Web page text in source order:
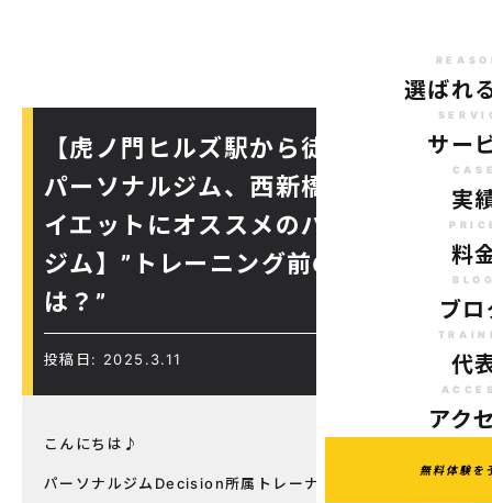
選ばれ
サー
実
料
ブロ
代
アク
無料体験を
【虎ノ門ヒルズ駅から徒歩７分の
パーソナルジム、西新橋周辺、ダ
イエットにオススメのパーソナル
ジム】”トレーニング前の食事
は？”
投稿日: 2025.3.11
こんにちは♪
パーソナルジムDecision所属トレーナーの利根川です。